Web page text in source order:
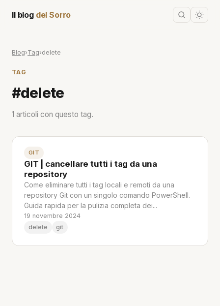
Il blog del Sorro
Blog›Tag›delete
TAG
#delete
1 articoli con questo tag.
GIT
GIT | cancellare tutti i tag da una
repository
Come eliminare tutti i tag locali e remoti da una
repository Git con un singolo comando PowerShell.
Guida rapida per la pulizia completa dei...
19 novembre 2024
delete
git